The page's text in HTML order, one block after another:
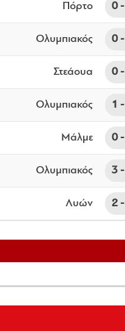
0
Πόρτο
0
Ολυμπιακός
0
Στεάουα
1
Ολυμπιακός
0
Μάλμε
3
Ολυμπιακός
2
Λυών